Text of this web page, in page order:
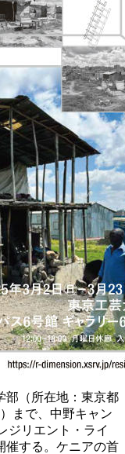
部（所在地：東京都
まで、中野キャン
ジリエント・ライ
催する。ケニアの首